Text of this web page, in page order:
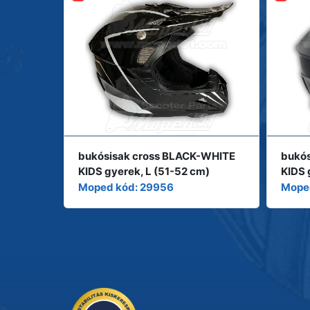
bukósisak cross BLACK-WHITE
KIDS gyerek, L (51-52 cm)
MZONE
Moped kód: 29956
KIDS